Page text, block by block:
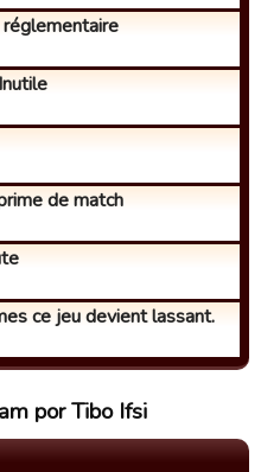
de match
ce jeu devient lassant.
por Tibo Ifsi